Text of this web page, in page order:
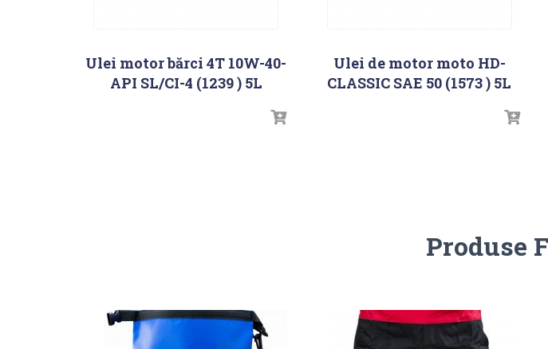
Ulei motor bărci 4T 10W-40-
API SL/CI-4 (1239 ) 5L
Ulei de motor moto HD-
CLASSIC SAE 50 (1573 ) 5L
Produse